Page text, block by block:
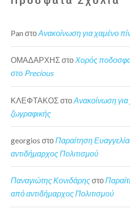
Pan στοΑνακοίνωση για χαμένο
ΟΜΑΔΑΡΧΗΣ στοΧορός
στο Precious
ΚΛΕΦΤΑΚΟΣ στοΑνακοίνωση
ζωγραφικής
georgios στοΠαραίτηση
αντιδήμαρχος Πολιτισμού
Παναγιώτης Κονιδάρηςστο
από αντιδήμαρχος Πολιτισμού